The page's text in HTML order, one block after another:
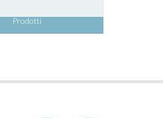
Prodotti